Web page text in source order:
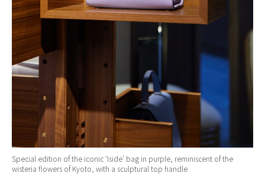
Special edition of the iconic ‘Iside’ bag in purple, reminiscent of the
wisteria flowers of Kyoto, with a sculptural top handle